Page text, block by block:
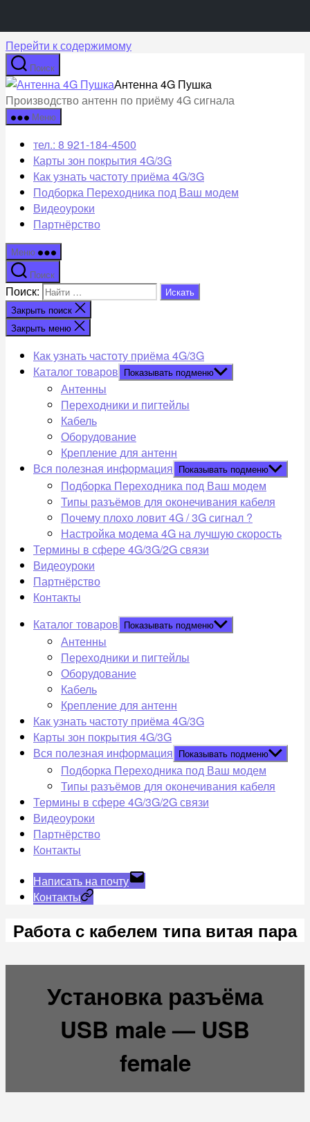
Перейти к содержимому
Поиск
Антенна 4G Пушка
Производство антенн по приёму 4G сигнала
Меню
тел.: 8 921-184-4500
Карты зон покрытия 4G/3G
Как узнать частоту приёма 4G/3G
Подборка Переходника под Ваш модем
Видеоуроки
Партнёрство
Меню
Поиск
Поиск:
Закрыть поиск
Закрыть меню
Как узнать частоту приёма 4G/3G
Каталог товаров Показывать подменю
Антенны
Переходники и пигтейлы
Кабель
Оборудование
Крепление для антенн
Вся полезная информация Показывать подменю
Подборка Переходника под Ваш модем
Типы разъёмов для оконечивания кабеля
Почему плохо ловит 4G / 3G сигнал ?
Настройка модема 4G на лучшую скорость
Термины в сфере 4G/3G/2G связи
Видеоуроки
Партнёрство
Контакты
Каталог товаров Показывать подменю
Антенны
Переходники и пигтейлы
Оборудование
Кабель
Крепление для антенн
Как узнать частоту приёма 4G/3G
Карты зон покрытия 4G/3G
Вся полезная информация Показывать подменю
Подборка Переходника под Ваш модем
Типы разъёмов для оконечивания кабеля
Термины в сфере 4G/3G/2G связи
Видеоуроки
Партнёрство
Контакты
Написать на почту
Контакты
Работа с кабелем типа витая пара
Установка разъёма
USB male — USB
female